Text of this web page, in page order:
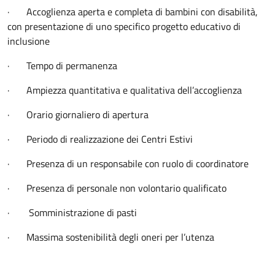
· Accoglienza aperta e completa di bambini con disabilità,
con presentazione di uno specifico progetto educativo di
inclusione
· Tempo di permanenza
· Ampiezza quantitativa e qualitativa dell’accoglienza
· Orario giornaliero di apertura
· Periodo di realizzazione dei Centri Estivi
· Presenza di un responsabile con ruolo di coordinatore
· Presenza di personale non volontario qualificato
· Somministrazione di pasti
· Massima sostenibilità degli oneri per l’utenza